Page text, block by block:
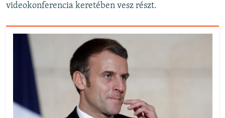
videokonferencia keretében vesz részt.